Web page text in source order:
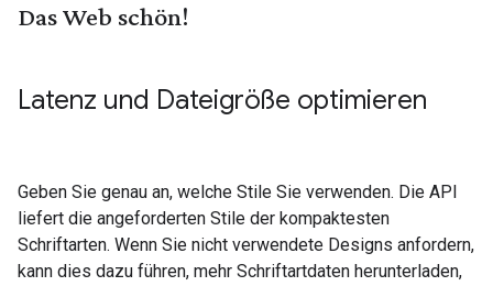
Das Web schön!
Latenz und Dateigröße optimieren
Geben Sie genau an, welche Stile Sie verwenden. Die API
liefert die angeforderten Stile der kompaktesten
Schriftarten. Wenn Sie nicht verwendete Designs anfordern,
kann dies dazu führen, mehr Schriftartdaten herunterladen,